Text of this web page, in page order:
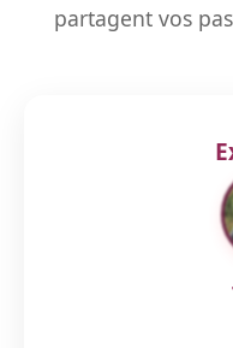
partagent vos